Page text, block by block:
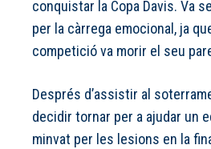
conquistar la Copa Davis. Va
per la càrrega emocional, ja
competició va morir el seu
Després d’assistir al
decidir tornar per a ajudar un
minvat per les lesions en la